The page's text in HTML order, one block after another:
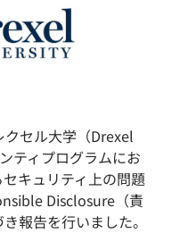
セル大学（Drexel
ティプログラムにお
キュリティ上の問題
Disclosure（責
報告を行いました。